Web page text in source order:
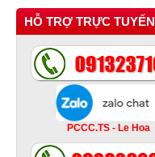
HỖ TRỢ TRỰC TUYẾN
PCCC.TS - Le Hoa